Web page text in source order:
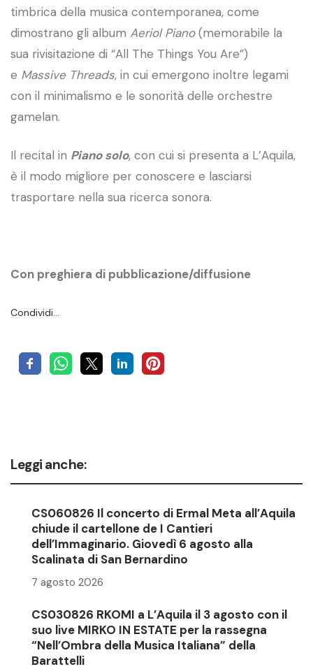
timbrica della musica contemporanea, come
dimostrano gli album Aeriol Piano(memorabile la
sua rivisitazione di “All The Things You Are”)
e Massive Threads, in cui emergono inoltre legami
con il minimalismo e le sonorità delle orchestre
gamelan.
Il recital in Piano solo, con cui si presenta a L’Aquila,
è il modo migliore per conoscere e lasciarsi
trasportare nella sua ricerca sonora.
Con preghiera di pubblicazione/diffusione
Condividi…
Leggi anche:
CS060826 Il concerto di Ermal Meta all’Aquila
chiude il cartellone de I Cantieri
dell’Immaginario. Giovedì 6 agosto alla
Scalinata di San Bernardino
7 agosto 2026
CS030826 RKOMI a L’Aquila il 3 agosto con il
suo live MIRKO IN ESTATE per la rassegna
“Nell’Ombra della Musica Italiana” della
Barattelli